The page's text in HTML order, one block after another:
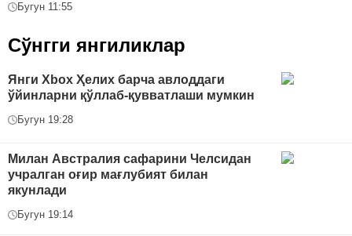
Бугун 11:55
Сўнгги янгиликлар
Янги Xbox Ҳелих барча авлоддаги
ўйинларни қўллаб-қувватлаши мумкин
Бугун 19:28
Милан Австралия сафарини Челсидан
учралган оғир мағлубият билан
якунлади
Бугун 19:14